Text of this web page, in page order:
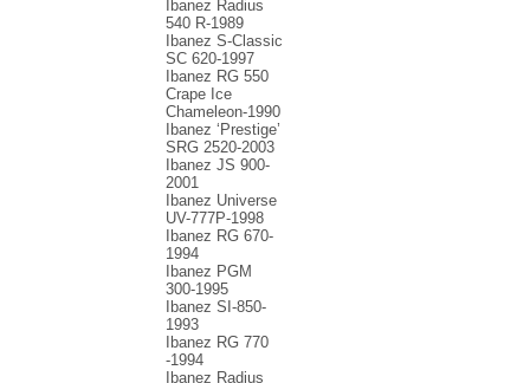
Ibanez Radius
540 R-1989
Ibanez S-Classic
SC 620-1997
Ibanez RG 550
Crape Ice
Chameleon-1990
Ibanez ‘Prestige’
SRG 2520-2003
Ibanez JS 900-
2001
Ibanez Universe
UV-777P-1998
Ibanez RG 670-
1994
Ibanez PGM
300-1995
Ibanez SI-850-
1993
Ibanez RG 770
-1994
Ibanez Radius